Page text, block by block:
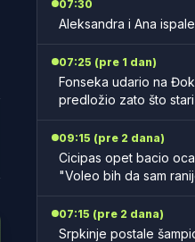
07:30
Aleksandra i Ana
07:25 (pre 1 dan)
Fonseka udario na
predložio zato što
09:15 (pre 2 dana)
Cicipas opet bacio
"Voleo bih da sam
07:15 (pre 2 dana)
Srpkinje postale